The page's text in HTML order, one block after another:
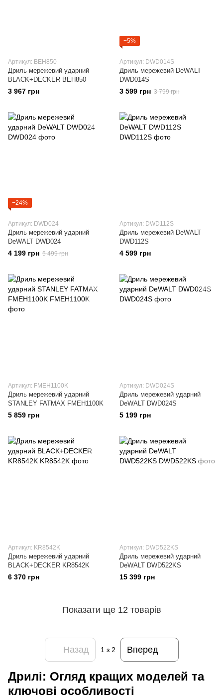
Артикул: BEH850
Дриль мережевий ударний
BLACK+DECKER BEH850
3 967 грн
−5%
Артикул: DWD014S
Дриль мережевий DeWALT
DWD014S
3 599 грн 3 799 грн
−24%
Артикул: DWD024
Дриль мережевий ударний
DeWALT DWD024
4 199 грн 5 499 грн
Артикул: DWD112S
Дриль мережевий DeWALT
DWD112S
4 599 грн
Артикул: FMEH1100K
Дриль мережевий ударний
STANLEY FATMAX FMEH1100K
5 859 грн
Артикул: DWD024S
Дриль мережевий ударний
DeWALT DWD024S
5 199 грн
Артикул: KR8542K
Дриль мережевий ударний
BLACK+DECKER KR8542K
6 370 грн
Артикул: DWD522KS
Дриль мережевий ударний
DeWALT DWD522KS
15 399 грн
Показати ще 12 товарів
Назад 1 з 2 Вперед
Дрилі: Огляд кращих моделей та
ключові особливості